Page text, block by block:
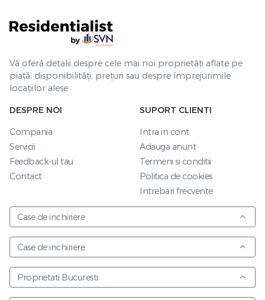
Vă oferă detalii despre cele mai noi proprietăți aflate pe
piață, disponibilități, prețuri sau despre împrejurimile
locațiilor alese.
DESPRE NOI
Compania
Servicii
Feedback-ul tau
Contact
SUPORT CLIENTI
Intra in cont
Adauga anunt
Termeni si conditii
Politica de cookies
Intrebari frecvente
Case de inchiriere
Case de inchiriere
Proprietati Bucuresti